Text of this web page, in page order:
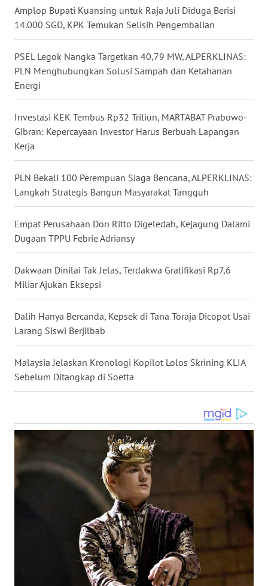
Amplop Bupati Kuansing untuk Raja Juli Diduga Berisi
14.000 SGD, KPK Temukan Selisih Pengembalian
PSEL Legok Nangka Targetkan 40,79 MW, ALPERKLINAS:
PLN Menghubungkan Solusi Sampah dan Ketahanan
Energi
Investasi KEK Tembus Rp32 Triliun, MARTABAT Prabowo-
Gibran: Kepercayaan Investor Harus Berbuah Lapangan
Kerja
PLN Bekali 100 Perempuan Siaga Bencana, ALPERKLINAS:
Langkah Strategis Bangun Masyarakat Tangguh
Empat Perusahaan Don Ritto Digeledah, Kejagung Dalami
Dugaan TPPU Febrie Adriansy
Dakwaan Dinilai Tak Jelas, Terdakwa Gratifikasi Rp7,6
Miliar Ajukan Eksepsi
Dalih Hanya Bercanda, Kepsek di Tana Toraja Dicopot Usai
Larang Siswi Berjilbab
Malaysia Jelaskan Kronologi Kopilot Lolos Skrining KLIA
Sebelum Ditangkap di Soetta
GORONTALO
SULUT
WN
MALUKU
WN
MALUT
WN
DAIRI
WN
DANAU
WN
LANGKAT
WN
TAPANULI
SELATAN
WN
TANJUNG